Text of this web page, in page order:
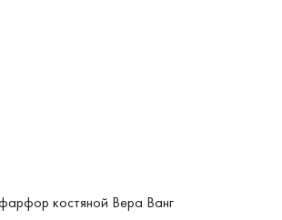
костяной Вера Ванг